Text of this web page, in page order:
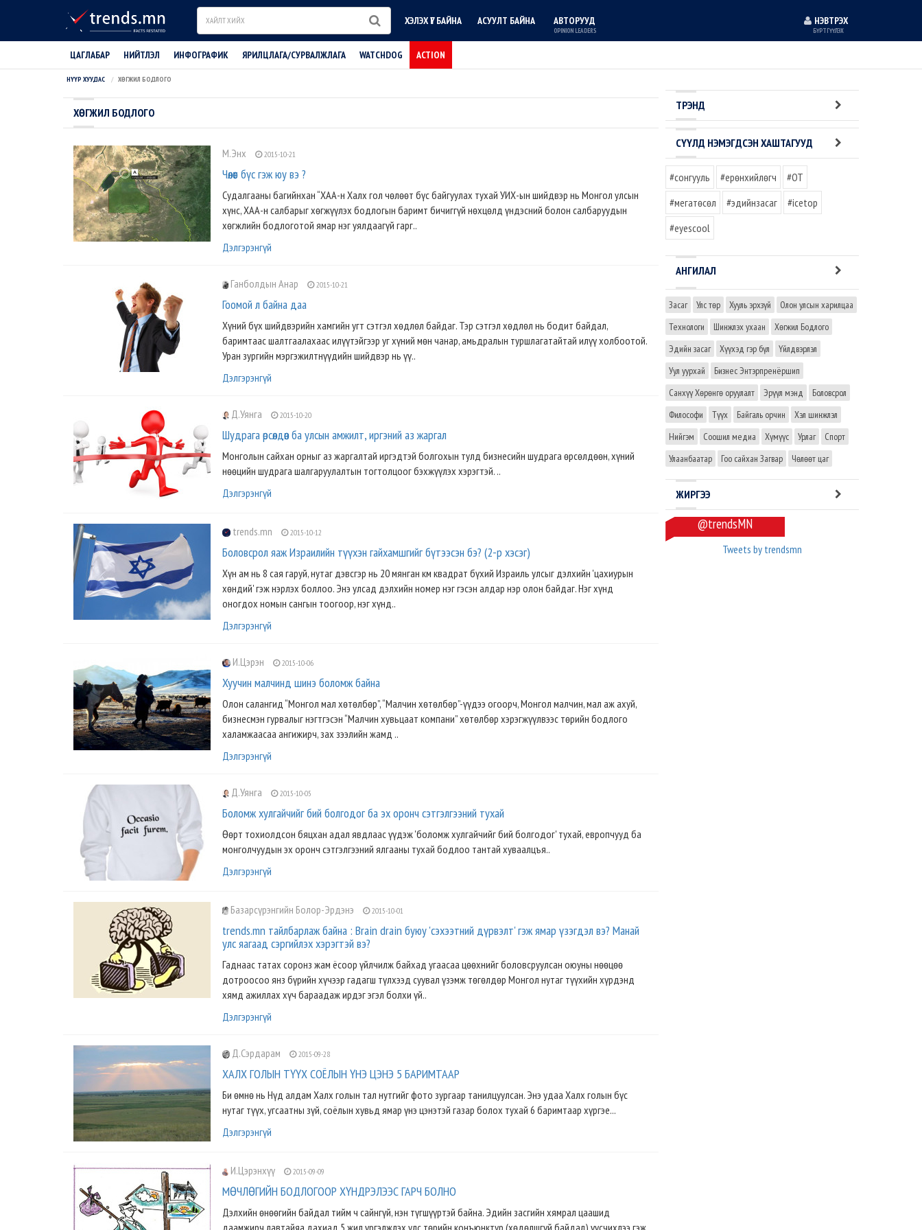
Search ХЭЛЭХ ҮГ БАЙНА АСУУЛТ БАЙНА АВТОРУУД
OPINION LEADERS
НЭВТРЭХ
БҮРТГҮҮЛЭХ
ЦАГЛАБАР НИЙТЛЭЛ ИНФОГРАФИК ЯРИЛЦЛАГА/СУРВАЛЖЛАГА WATCHDOG ACTION
НҮҮР ХУУДАС ХӨГЖИЛ БОДЛОГО
ХӨГЖИЛ БОДЛОГО
М.Энх 2015-10-21
Чөлөөт бүс гэж юу вэ ?
Судалгааны багийнхан “ХАА-н Халх гол чөлөөт бүс байгуулах тухай УИХ-ын шийдвэр нь Монгол улсын
хүнс, ХАА-н салбарыг хөгжүүлэх бодлогын баримт бичиггүй нөхцөлд үндэсний болон салбаруудын
хөгжлийн бодлоготой ямар нэг уялдаагүй гарг..
Дэлгэрэнгүй
Ганболдын Анар 2015-10-21
Гоомой л байна даа
Хүний бүх шийдвэрийн хамгийн угт сэтгэл хөдлөл байдаг. Тэр сэтгэл хөдлөл нь бодит байдал,
баримтаас шалтгаалахаас илүүтэйгээр уг хүний мөн чанар, амьдралын туршлагатайтай илүү холбоотой.
Уран зургийн мэргэжилтнүүдийн шийдвэр нь үү..
Дэлгэрэнгүй
Д.Уянга 2015-10-20
Шудрага өрсөлдөөн ба улсын амжилт, иргэний аз жаргал
Монголын сайхан орныг аз жаргалтай иргэдтэй болгохын тулд бизнесийн шудрага өрсөлдөөн, хүний
нөөцийн шудрага шалгаруулалтын тогтолцоог бэхжүүлэх хэрэгтэй. ..
Дэлгэрэнгүй
trends.mn 2015-10-12
Боловсрол яаж Израилийн түүхэн гайхамшгийг бүтээсэн бэ? (2-р хэсэг)
Хүн ам нь 8 сая гаруй, нутаг дэвсгэр нь 20 мянган км квадрат бүхий Израиль улсыг дэлхийн 'цахиурын
хөндий' гэж нэрлэх боллоо. Энэ улсад дэлхийн номер нэг гэсэн алдар нэр олон байдаг. Нэг хүнд
оногдох номын сангын тоогоор, нэг хүнд..
Дэлгэрэнгүй
И.Цэрэн 2015-10-06
Хуучин малчинд шинэ боломж байна
Олон салангид “Монгол мал хөтөлбөр”, “Малчин хөтөлбөр”-үүдээ огоорч, Монгол малчин, мал аж ахуй,
бизнесмэн гурвалыг нэгтгэсэн “Малчин хувьцаат компани” хөтөлбөр хэрэгжүүлвээс төрийн бодлого
халамжаасаа ангижирч, зах зээлийн жамд ..
Дэлгэрэнгүй
Д.Уянга 2015-10-05
Боломж хулгайчийг бий болгодог ба эх оронч сэтгэлгээний тухай
Өөрт тохиолдсон бяцхан адал явдлаас үүдэж 'боломж хулгайчийг бий болгодог' тухай, европчууд ба
монголчуудын эх оронч сэтгэлгээний ялгааны тухай бодлоо тантай хуваалцъя..
Дэлгэрэнгүй
Базарсүрэнгийн Болор-Эрдэнэ 2015-10-01
trends.mn тайлбарлаж байна : Brain drain буюу 'сэхээтний дүрвэлт' гэж ямар үзэгдэл вэ? Манай
улс яагаад сэргийлэх хэрэгтэй вэ?
Гаднаас татах соронз жам ёсоор үйлчилж байхад угаасаа цөөхнийг боловсруулсан оюуны нөөцөө
дотроосоо янз бүрийн хүчээр гадагш түлхээд суувал үзэмж төгөлдөр Монгол нутаг түүхийн хүрдэнд
хямд ажиллах хүч бараадаж ирдэг эгэл болхи үй..
Дэлгэрэнгүй
Д.Сэрдарам 2015-09-28
ХАЛХ ГОЛЫН ТҮҮХ СОЁЛЫН ҮНЭ ЦЭНЭ 5 БАРИМТААР
Би өмнө нь Нүд алдам Халх голын тал нутгийг фото зургаар танилцуулсан. Энэ удаа Халх голын бүс
нутаг түүх, угсаатны зүй, соёлын хувьд ямар үнэ цэнэтэй газар болох тухай 6 баримтаар хүргэе...
Дэлгэрэнгүй
И.Цэрэнхүү 2015-09-09
МѲЧЛѲГИЙН БОДЛОГООР ХҮНДРЭЛЭЭС ГАРЧ БОЛНО
Дэлхийн ѳнѳѳгийн байдал тийм ч сайнгүй, нэн түгшүүртэй байна. Эдийн засгийн хямрал цаашид
даамжирч лавтайяа дахиад 5 жил үргэлжлэх улс тѳрийн конъюнктур (хѳдөлшгүй байдал) үүсчихлээ гэж
ТРЭНД
СҮҮЛД НЭМЭГДСЭН ХАШТАГУУД
#сонгууль #ерөнхийлөгч
#OT
#мегатөсөл
#эдийнзасаг
#icetop
#eyescool
АНГИЛАЛ
Засаг Улс төр Хууль эрхзүй
Олон улсын харилцаа
Технологи
Шинжлэх ухаан
Хөгжил Бодлого
Эдийн засаг
Хүүхэд гэр бүл
Үйлдвэрлэл
Уул уурхай
Бизнес Энтэрпренёршип
Санхүү Хөрөнгө оруулалт
Эрүүл мэнд
Боловсрол
Философи
Түүх Байгаль орчин
Хэл шинжлэл
Нийгэм
Соошил медиа Хүмүүс Урлаг
Спорт
Улаанбаатар
Гоо сайхан Загвар Чөлөөт цаг
ЖИРГЭЭ
@trendsMN
Tweets by trendsmn